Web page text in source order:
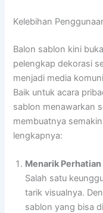
Kelebihan
Balon sablon kini
pelengkap dekorasi
menjadi media
Baik untuk acara
sablon menawarkan
membuatnya
lengkapnya:
Menarik
Salah satu
tarik visualnya.
sablon yang bisa